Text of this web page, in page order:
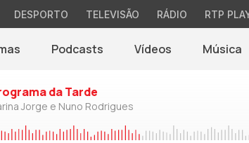
DESPORTO TELEVISÃO RÁDIO RTP
Podcasts Vídeos Música
da Tarde
Jorge e Nuno Rodrigues